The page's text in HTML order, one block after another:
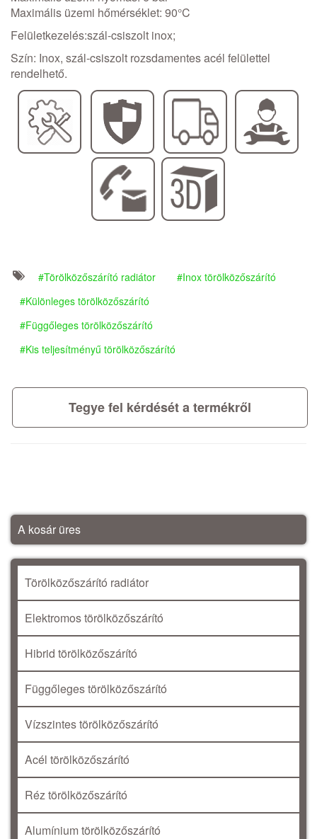
Maximális üzemi hőmérséklet: 90°C
Felületkezelés:szál-csiszolt inox;
Szín: Inox, szál-csiszolt rozsdamentes acél felülettel
rendelhető.
Törölközőszárító radiátor
Inox törölközőszárító
Különleges törölközőszárító
Függőleges törölközőszárító
Kis teljesítményű törölközőszárító
Tegye fel kérdését a termékről
A kosár üres
Törölközőszárító radiátor
Elektromos törölközőszárító
Hibrid törölközőszárító
Függőleges törölközőszárító
Vízszintes törölközőszárító
Acél törölközőszárító
Réz törölközőszárító
Alumínium törölközőszárító